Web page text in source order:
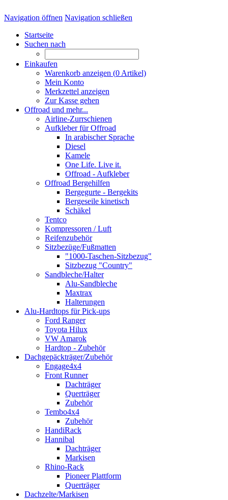
Navigation öffnen Navigation schließen
Startseite
Suchen nach
Einkaufen
Warenkorb anzeigen (0 Artikel)
Mein Konto
Merkzettel anzeigen
Zur Kasse gehen
Offroad und mehr...
Airline-Zurrschienen
Aufkleber für Offroad
In arabischer Sprache
Diesel
Kamele
One Life. Live it.
Offroad - Aufkleber
Offroad Bergehilfen
Bergegurte - Bergekits
Bergeseile kinetisch
Schäkel
Tentco
Kompressoren / Luft
Reifenzubehör
Sitzbezüge/Fußmatten
"1000-Taschen-Sitzbezug"
Sitzbezug "Country"
Sandbleche/Halter
Alu-Sandbleche
Maxtrax
Halterungen
Alu-Hardtops für Pick-ups
Ford Ranger
Toyota Hilux
VW Amarok
Hardtop - Zubehör
Dachgepäckträger/Zubehör
Engage4x4
Front Runner
Dachträger
Querträger
Zubehör
Tembo4x4
Zubehör
HandiRack
Hannibal
Dachträger
Markisen
Rhino-Rack
Pioneer Plattform
Querträger
Dachzelte/Markisen